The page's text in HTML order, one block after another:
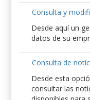
Consulta y
Desde aquí un
datos de su
Consulta de
Desde esta
consultar las